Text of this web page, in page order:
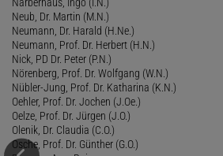
Neub, Dr. Martin (M.N.)
Neumann, Dr. Harald (H.Ne.)
Neumann, Prof. Dr. Herbert (H.N.)
Nick, PD Dr. Peter (P.N.)
Nörenberg, Prof. Dr. Wolfgang (W.N.)
Nübler-Jung, Prof. Dr. Katharina (K.N.)
Oehler, Prof. Dr. Jochen (J.Oe.)
Oelze, Prof. Dr. Jürgen (J.O.)
Olenik, Dr. Claudia (C.O.)
Osche, Prof. Dr. Günther (G.O.)